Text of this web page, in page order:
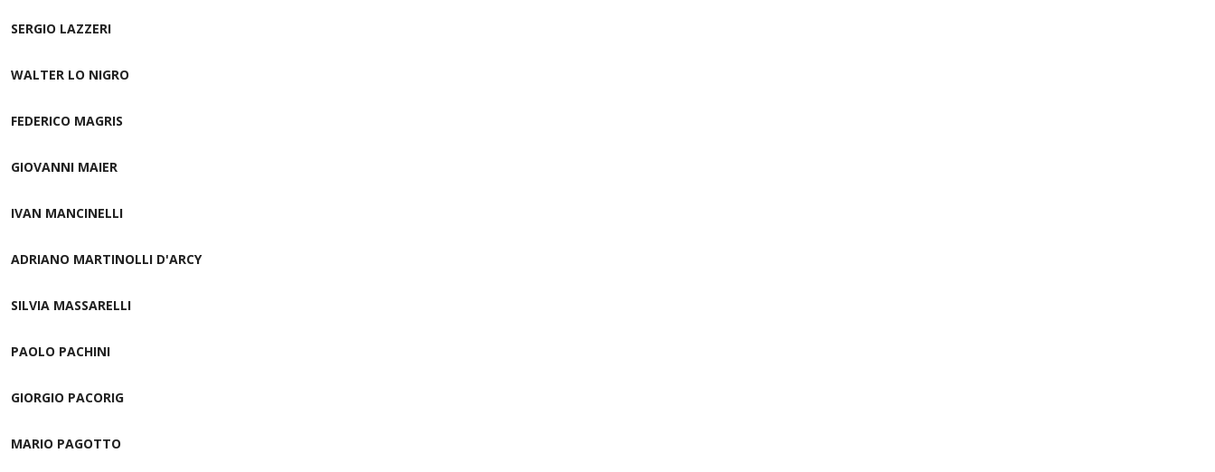
SERGIO LAZZERI
WALTER LO NIGRO
FEDERICO MAGRIS
GIOVANNI MAIER
IVAN MANCINELLI
ADRIANO MARTINOLLI D'ARCY
SILVIA MASSARELLI
PAOLO PACHINI
GIORGIO PACORIG
MARIO PAGOTTO